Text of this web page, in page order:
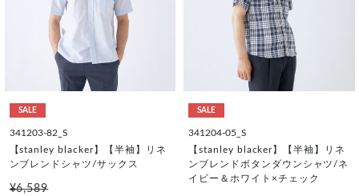
SALE
341203-82_S
【stanley blacker】【半袖】リネ
ンブレンドシャツ/サックス
¥6,589
SALE
341204-05_S
【stanley blacker】【半袖】リネ
ンブレンドボタンダウンシャツ/ネ
イビー＆ホワイト×チェック